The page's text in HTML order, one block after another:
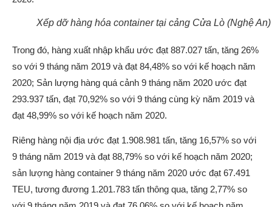
Xếp dỡ hàng hóa container tại cảng Cửa Lò (Nghệ An)
Trong đó, hàng xuất nhập khẩu ước đạt 887.027 tấn, tăng 26%
so với 9 tháng năm 2019 và đạt 84,48% so với kế hoạch năm
2020; Sản lượng hàng quá cảnh 9 tháng năm 2020 ước đạt
293.937 tấn, đạt 70,92% so với 9 tháng cùng kỳ năm 2019 và
đạt 48,99% so với kế hoạch năm 2020.
Riêng hàng nội địa ước đạt 1.908.981 tấn, tăng 16,57% so với
9 tháng năm 2019 và đạt 88,79% so với kế hoạch năm 2020;
sản lượng hàng container 9 tháng năm 2020 ước đạt 67.491
TEU, tương đương 1.201.783 tấn thông qua, tăng 2,77% so